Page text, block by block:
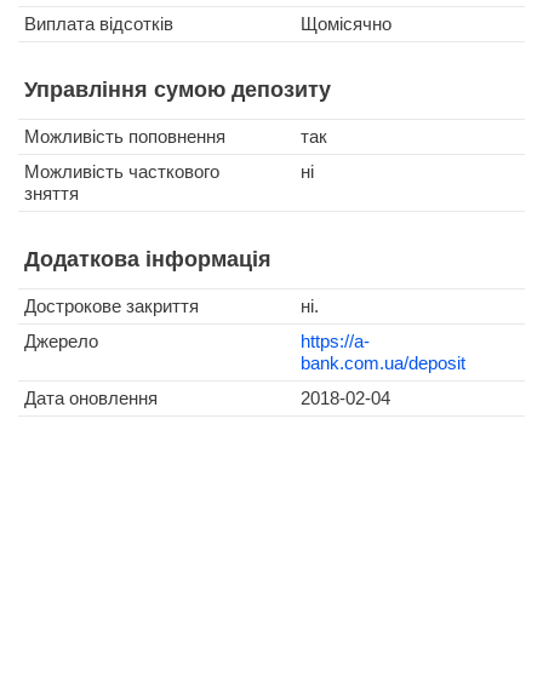
Виплата відсотків
Щомісячно
Управління сумою депозиту
Можливість поповнення
так
Можливість часткового
зняття
ні
Додаткова інформація
Дострокове закриття
ні.
Джерело
https://a-
bank.com.ua/deposit
Дата оновлення
2018-02-04